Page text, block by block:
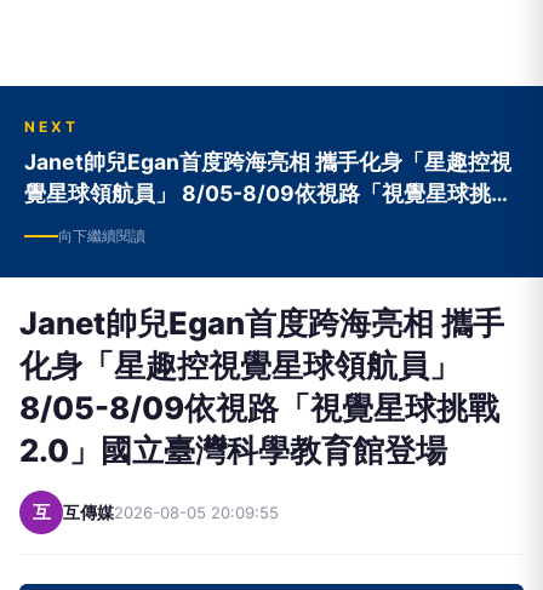
原始連結
NEXT
覺星球領航員」 8/05-8/09依視路「視覺星球挑戰
2.0」國立臺灣科學教育館登場
向下繼續閱讀
Janet帥兒Egan首度跨海亮相 攜手
化身「星趣控視覺星球領航員」
8/05-8/09依視路「視覺星球挑戰